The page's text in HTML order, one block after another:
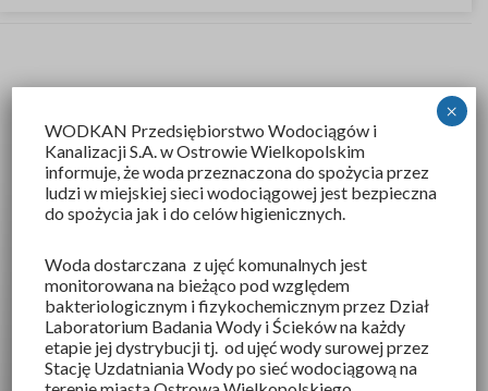
Wodkan SA
ul.Partyzancka 27
WODKAN Przedsiębiorstwo Wodociągów i
Kanalizacji S.A. w Ostrowie Wielkopolskim
informuje, że woda przeznaczona do spożycia przez
ludzi w miejskiej sieci wodociągowej jest bezpieczna
do spożycia jak i do celów higienicznych.
Woda dostarczana z ujęć komunalnych jest
monitorowana na bieżąco pod względem
bakteriologicznym i fizykochemicznym przez Dział
Laboratorium Badania Wody i Ścieków na każdy
etapie jej dystrybucji tj. od ujęć wody surowej przez
Stację Uzdatniania Wody po sieć wodociągową na
×